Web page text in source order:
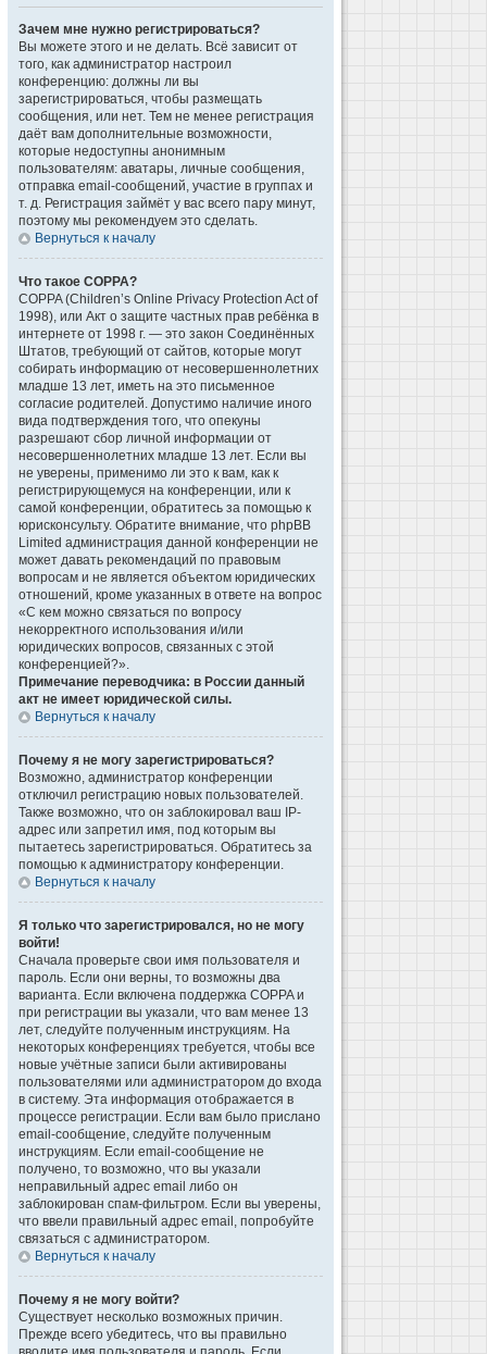
Зачем мне нужно регистрироваться?
Вы можете этого и не делать. Всё зависит от
того, как администратор настроил
конференцию: должны ли вы
зарегистрироваться, чтобы размещать
сообщения, или нет. Тем не менее регистрация
даёт вам дополнительные возможности,
которые недоступны анонимным
пользователям: аватары, личные сообщения,
отправка email-сообщений, участие в группах и
т. д. Регистрация займёт у вас всего пару минут,
поэтому мы рекомендуем это сделать.
Вернуться к началу
Что такое COPPA?
COPPA (Children’s Online Privacy Protection Act of
1998), или Акт о защите частных прав ребёнка в
интернете от 1998 г. — это закон Соединённых
Штатов, требующий от сайтов, которые могут
собирать информацию от несовершеннолетних
младше 13 лет, иметь на это письменное
согласие родителей. Допустимо наличие иного
вида подтверждения того, что опекуны
разрешают сбор личной информации от
несовершеннолетних младше 13 лет. Если вы
не уверены, применимо ли это к вам, как к
регистрирующемуся на конференции, или к
самой конференции, обратитесь за помощью к
юрисконсульту. Обратите внимание, что phpBB
Limited администрация данной конференции не
может давать рекомендаций по правовым
вопросам и не является объектом юридических
отношений, кроме указанных в ответе на вопрос
«С кем можно связаться по вопросу
некорректного использования и/или
юридических вопросов, связанных с этой
конференцией?».
Примечание переводчика: в России данный
акт не имеет юридической силы.
Вернуться к началу
Почему я не могу зарегистрироваться?
Возможно, администратор конференции
отключил регистрацию новых пользователей.
Также возможно, что он заблокировал ваш IP-
адрес или запретил имя, под которым вы
пытаетесь зарегистрироваться. Обратитесь за
помощью к администратору конференции.
Вернуться к началу
Я только что зарегистрировался, но не могу
войти!
Сначала проверьте свои имя пользователя и
пароль. Если они верны, то возможны два
варианта. Если включена поддержка COPPA и
при регистрации вы указали, что вам менее 13
лет, следуйте полученным инструкциям. На
некоторых конференциях требуется, чтобы все
новые учётные записи были активированы
пользователями или администратором до входа
в систему. Эта информация отображается в
процессе регистрации. Если вам было прислано
email-сообщение, следуйте полученным
инструкциям. Если email-сообщение не
получено, то возможно, что вы указали
неправильный адрес email либо он
заблокирован спам-фильтром. Если вы уверены,
что ввели правильный адрес email, попробуйте
связаться с администратором.
Вернуться к началу
Почему я не могу войти?
Существует несколько возможных причин.
Прежде всего убедитесь, что вы правильно